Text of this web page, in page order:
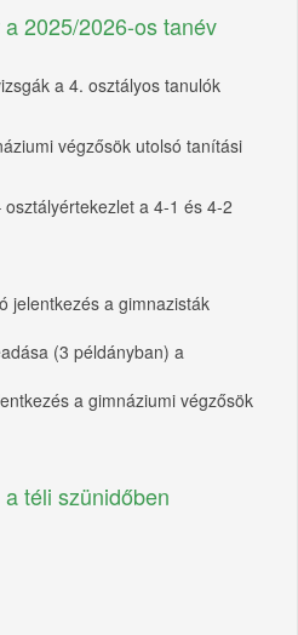
2025/2026-os tanév
a 4. osztályos tanulók
végzősök utolsó tanítási
osztályértekezlet a 4-1 és 4-2
jelentkezés a gimnazisták
(3 példányban) a
a gimnáziumi végzősök
téli szünidőben